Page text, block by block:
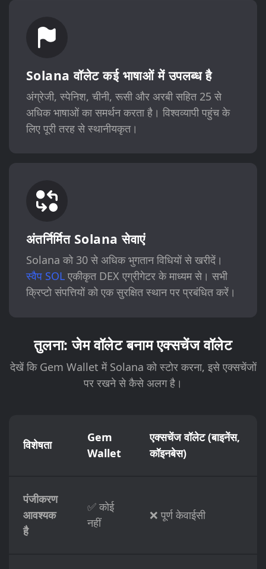
Solana वॉलेट कई भाषाओं में उपलब्ध है
अंग्रेजी, स्पेनिश, चीनी, रूसी और अरबी सहित 25 से
अधिक भाषाओं का समर्थन करता है। विश्वव्यापी पहुंच के
लिए पूरी तरह से स्थानीयकृत।
अंतर्निर्मित Solana सेवाएं
Solana को 30 से अधिक भुगतान विधियों से खरीदें।
स्वैप SOLएकीकृत DEX एग्रीगेटर के माध्यम से। सभी
क्रिप्टो संपत्तियों को एक सुरक्षित स्थान पर प्रबंधित करें।
तुलना: जेम वॉलेट बनाम एक्सचेंज वॉलेट
देखें कि Gem Wallet में Solana को स्टोर करना, इसे एक्सचेंजों
पर रखने से कैसे अलग है।
विशेषता
Gem
Wallet
एक्सचेंज वॉलेट (बाइनेंस,
कॉइनबेस)
पंजीकरण
आवश्यक
है
✅ कोई
नहीं
❌ पूर्ण केवाईसी